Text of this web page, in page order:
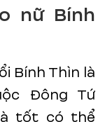
nữ Bính
Bính Thìn là
Đông Tứ
tốt có thể